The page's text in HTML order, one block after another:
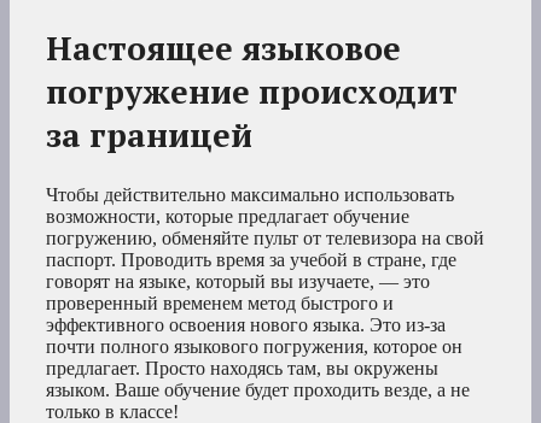
Настоящее языковое
погружение происходит
за границей
Чтобы действительно максимально использовать
возможности, которые предлагает обучение
погружению, обменяйте пульт от телевизора на свой
паспорт. Проводить время за учебой в стране, где
говорят на языке, который вы изучаете, — это
проверенный временем метод быстрого и
эффективного освоения нового языка. Это из-за
почти полного языкового погружения, которое он
предлагает. Просто находясь там, вы окружены
языком. Ваше обучение будет проходить везде, а не
только в классе!